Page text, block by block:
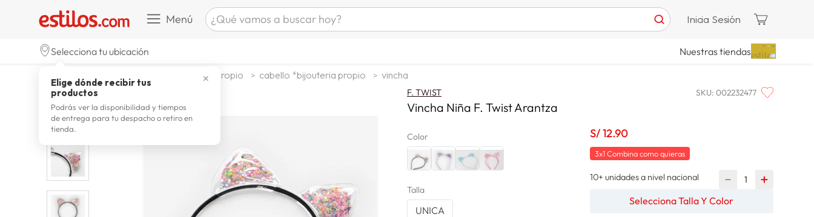
Menú ¿Qué vamos a buscar hoy?
. tv
7. laptop
Inicia Sesión
Selecciona tu ubicación
✕
Elige dónde recibir tus
productos
Podrás ver la disponibilidad y tiempos
de entrega para tu despacho o retiro en
tienda.
Nuestras tiendas
bijouteria propio cabello *bijouteria propio vincha
F. TWIST SKU: 002232477
Vincha Niña F. Twist Arantza
Color
Talla
UNICA
S/12.90
3x1 Combina como quieras
10+ unidades a nivel nacional ＋
－
Selecciona Talla Y Color